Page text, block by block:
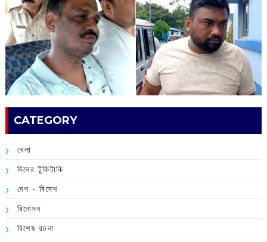
CATEGORY
খেলা
দিনের টুকিটাকি
দেশ - বিদেশ
বিনোদন
বিশেষ রচনা